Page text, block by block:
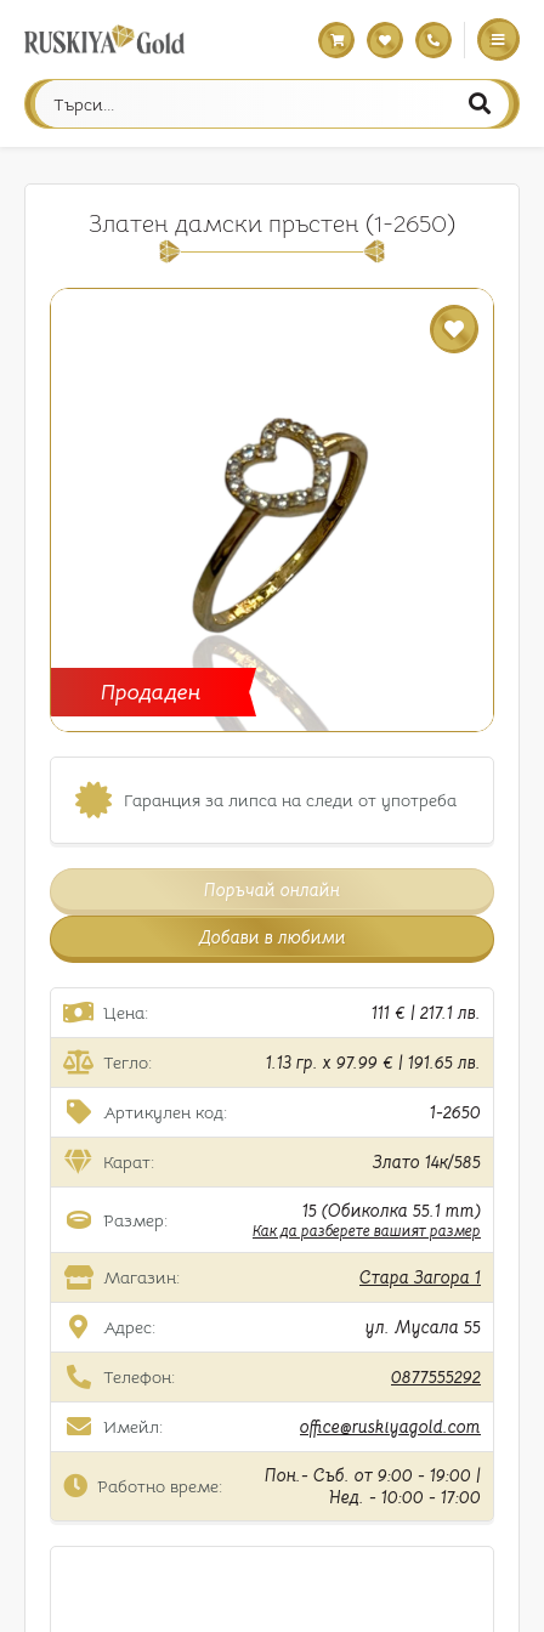
Златен дамски пръстен (1-2650)
Продаден
Гаранция за липса на следи от употреба
Поръчай онлайн
Добави в любими
Цена: 111 € | 217.1 лв.
Тегло: 1.13 гр. x 97.99 € | 191.65 лв.
Артикулен код: 1-2650
Карат: Злато 14к/585
Размер: 15 (Обиколка 55.1 mm)
Как да разберете вашият размер
Магазин: Стара Загора 1
Адрес: ул. Мусала 55
Телефон: 0877555292
Имейл: office@ruskiyagold.com
Работно време:
Пон.- Съб. от 9:00 - 19:00 |
Нед. - 10:00 - 17:00